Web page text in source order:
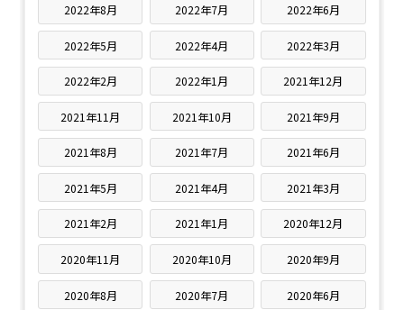
2022年8月 2022年7月 2022年6月
2022年5月 2022年4月 2022年3月
2022年2月 2022年1月 2021年12月
2021年11月 2021年10月 2021年9月
2021年8月 2021年7月 2021年6月
2021年5月 2021年4月 2021年3月
2021年2月 2021年1月 2020年12月
2020年11月 2020年10月 2020年9月
2020年8月 2020年7月 2020年6月